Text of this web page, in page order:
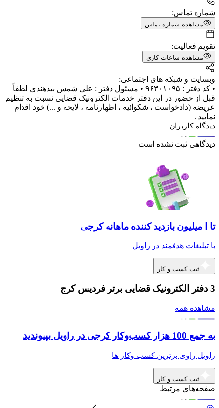
شماره تماس:
مشاهده شماره تماس
تقویم فعالیت:
مشاهده ساعات کاری
وبسایت و شبکه های اجتماعی:
• کد دفتر : ۹۶۳۰۱۰۹۵ • مسئول دفتر : علی شمس بیدهندی لطفاً
قبل از حضور در این دفتر خدمات الکترونیک قضایی نسبت به تنظیم
عریضه (دادخواست ، شکوائیه ، اظهارنامه ، لایحه و ...) خود اقدام
نمایید .
دیدگاه کاربران
دیدگاهی ثبت نشده است
تا ا میلیون بازدید کننده ماهانه کرجی
با تبلیغات هدفمند در راویل
ثبت کسب و کار
3 دفتر الکترونیک قضایی برتر فردیس کرج
مشاهده همه
به جمع 100 هزار کسب‌وکار کرجی در راویل بپیوندید
راویل راوی برترین کسب وکار ها
ثبت کسب و کار
صفحه‌های مرتبط